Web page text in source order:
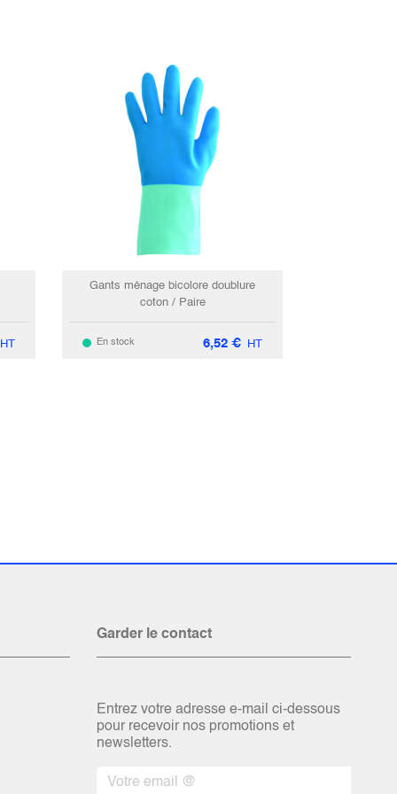
HT
Gants ménage bicolore doublure
coton / Paire
En stock 6,52 € HT
Garder le contact
Entrez votre adresse e-mail ci-dessous
pour recevoir nos promotions et
newsletters.